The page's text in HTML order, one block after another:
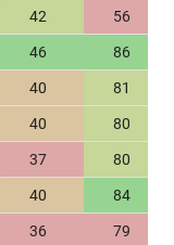
42 56
46 86
40 81
40 80
37 80
40 84
36 79